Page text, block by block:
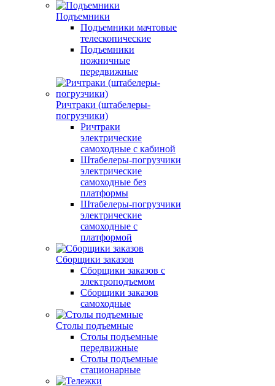
Подъемники
Подъемники мачтовые
телескопические
Подъемники
ножничные
передвижные
Ричтраки (штабелеры-
погрузчики)
Ричтраки
электрические
самоходные с кабиной
Штабелеры-погрузчики
электрические
самоходные без
платформы
Штабелеры-погрузчики
электрические
самоходные с
платформой
Сборщики заказов
Сборщики заказов с
электроподъемом
Сборщики заказов
самоходные
Столы подъемные
Столы подъемные
передвижные
Столы подъемные
стационарные